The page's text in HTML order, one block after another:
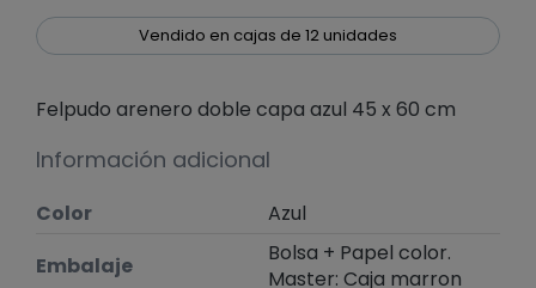
doble
capa
45
60
Vendido en cajas de 12 unidades
Felpudo arenero doble capa azul 45 x 60 cm
Información adicional
Color
Azul
Embalaje
Bolsa + Papel color.
Master: Caja marron